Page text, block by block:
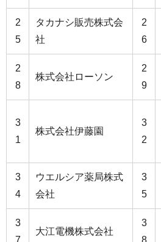
2
5
タカナシ販売株式会
社
2
6
2
8
株式会社ローソン
2
9
3
1
株式会社伊藤園
3
2
3
4
ウエルシア薬局株式
会社
3
5
3
大江電機株式会社
3